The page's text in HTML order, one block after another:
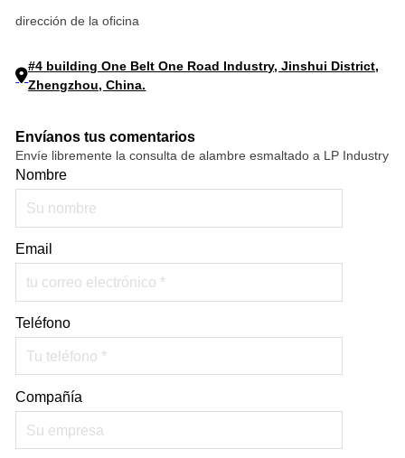
dirección de la oficina
#4 building One Belt One Road Industry, Jinshui District,
Zhengzhou, China.
Envíanos tus comentarios
Envíe libremente la consulta de alambre esmaltado a LP Industry
Nombre
Email
Teléfono
Compañía